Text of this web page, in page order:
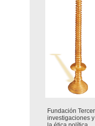
Fundación
investigaciones